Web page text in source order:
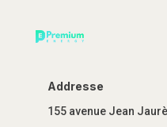
Addresse
155 avenue Jean